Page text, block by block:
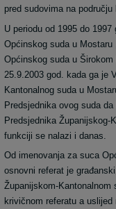
pred sudovima na
U periodu od 1995 do
Općinskog suda u
Općinskog suda u
25.9.2003 god. kada ga je
Kantonalnog suda u
Predsjednika ovog suda
Predsjednika Županijskog-
funkciji se nalazi i danas.
Od imenovanja za suca
osnovni referat je
Županijskom-Kantonalnom
krivičnom referatu a uslijed